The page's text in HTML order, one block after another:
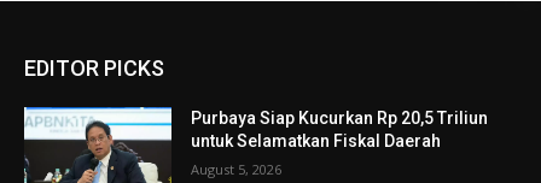
EDITOR PICKS
Purbaya Siap Kucurkan Rp 20,5 Triliun
untuk Selamatkan Fiskal Daerah
August 5, 2026